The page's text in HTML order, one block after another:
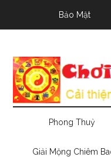
Bảo Mật
Phong Thuỷ
Giải Mộng Chiêm